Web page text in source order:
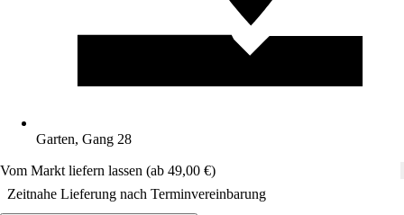
Garten, Gang 28
Vom Markt liefern lassen (ab 49,00 €)
Zeitnahe Lieferung nach Terminvereinbarung